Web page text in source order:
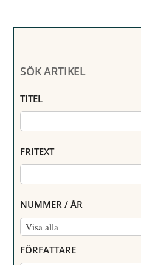
SÖK ARTIKEL
TITEL
FRITEXT
NUMMER / ÅR
Visa alla
N
M
FÖRFATTARE